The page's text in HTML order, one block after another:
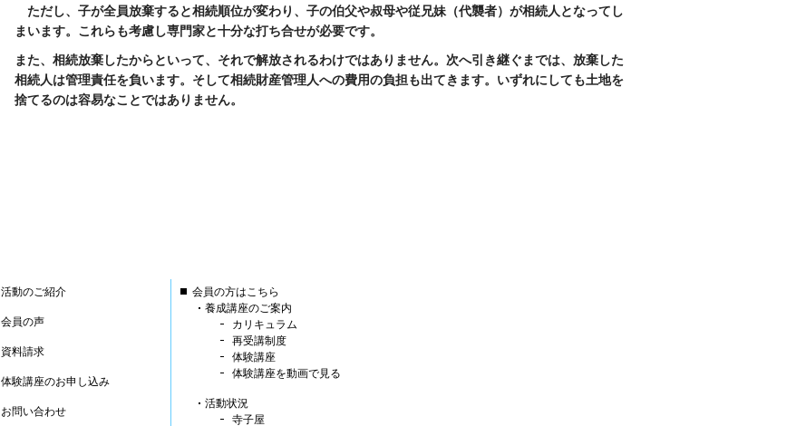
ただし、子が全員放棄すると相続順位が変わり、子の伯父や叔母や従兄妹（代襲者）が相続人となってし
まいます。これらも考慮し専門家と十分な打ち合せが必要です。
また、相続放棄したからといって、それで解放されるわけではありません。次へ引き継ぐまでは、放棄した
相続人は管理責任を負います。そして相続財産管理人への費用の負担も出てきます。いずれにしても土地を
捨てるのは容易なことではありません。
活動のご紹介
会員の声
資料請求
体験講座のお申し込み
お問い合わせ
会員の方はこちら
養成講座のご案内
カリキュラム
再受講制度
体験講座
体験講座を動画で見る
活動状況
寺子屋